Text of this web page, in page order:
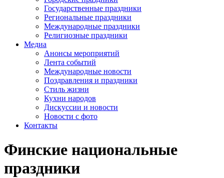
Государственные праздники
Региональные праздники
Международные праздники
Религиозные праздники
Медиа
Анонсы мероприятий
Лента событий
Международные новости
Поздравления и праздники
Cтиль жизни
Кухни народов
Дискуссии и новости
Новости с фото
Контакты
Финские национальные
праздники